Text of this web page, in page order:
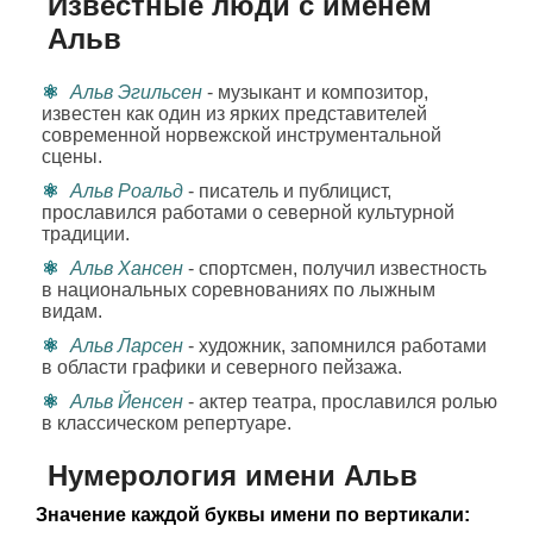
Альв
Альв Эгильсен - музыкант и композитор,
известен как один из ярких представителей
современной норвежской инструментальной
сцены.
Альв Роальд - писатель и публицист,
прославился работами о северной культурной
традиции.
Альв Хансен - спортсмен, получил известность
в национальных соревнованиях по лыжным
видам.
Альв Ларсен - художник, запомнился работами
в области графики и северного пейзажа.
Альв Йенсен - актер театра, прославился ролью
в классическом репертуаре.
Нумерология имени Альв
Значение каждой буквы имени по вертикали: